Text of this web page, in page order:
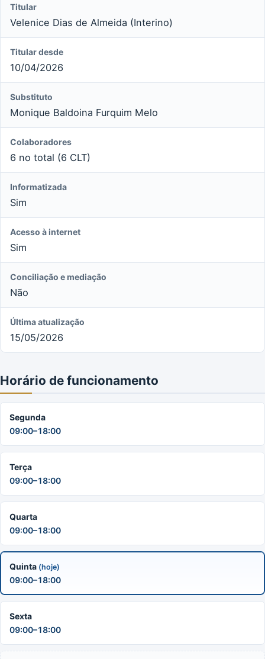
Titular
Velenice Dias de Almeida (Interino)
Titular desde
10/04/2026
Substituto
Monique Baldoina Furquim Melo
Colaboradores
6 no total (6 CLT)
Informatizada
Sim
Acesso à internet
Sim
Conciliação e mediação
Não
Última atualização
15/05/2026
Horário de funcionamento
Segunda
09:00–18:00
Terça
09:00–18:00
Quarta
09:00–18:00
Quinta (hoje)
09:00–18:00
Sexta
09:00–18:00